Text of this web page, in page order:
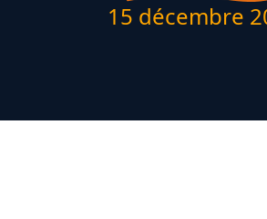
15 décembre